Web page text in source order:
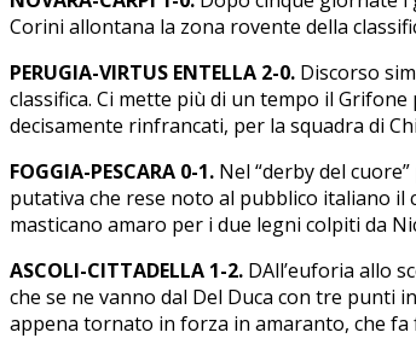
Corini allontana la zona rovente della
PERUGIA-VIRTUS ENTELLA 2-0. Discorso
classifica. Ci mette più di un tempo il
decisamente rinfrancati, per la squadra di
FOGGIA-PESCARA 0-1. Nel “derby del
putativa che rese noto al pubblico italiano il
masticano amaro per i due legni colpiti da
ASCOLI-CITTADELLA 1-2. DAll’euforia allo
che se ne vanno dal Del Duca con tre punti
appena tornato in forza in amaranto, che fa